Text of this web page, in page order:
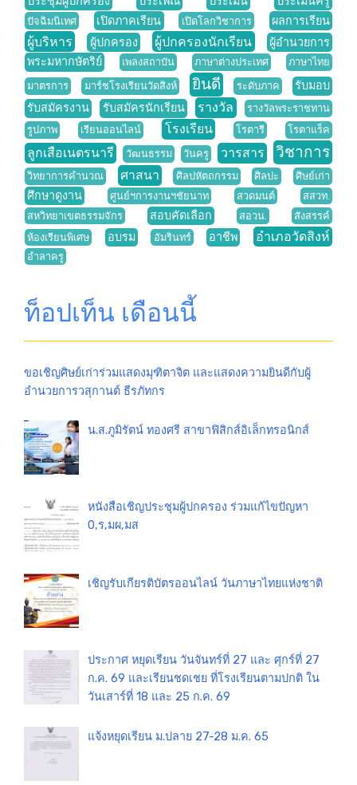
ปัจฉิมนิเทศ เปิดภาคเรียน เปิดโลกวิชาการ ผลการเรียน
ผู้บริหาร ผู้ปกครอง ผู้ปกครองนักเรียน
ผู้อำนวยการ
พระมหากษัตริย์
เพลงสถาบัน ภาษาต่างประเทศ
ภาษาไทย
มาตรการ
มาร์ชโรงเรียนวัดสิงห์ ยินดี ระดับภาค
รับมอบ
รับสมัครงาน
รับสมัครนักเรียน รางวัล
รางวัลพระราชทาน
รูปภาพ
เรียนออนไลน์ โรงเรียน โรตารี โรตาแร็ค
ลูกเสือเนตรนารี วัฒนธรรม วันครู วารสาร วิชาการ
วิทยาการคำนวณ ศาสนา ศิลปหัตถกรรม ศิลปะ ศิษย์เก่า
ศึกษาดูงาน ศูนย์ฯการงานฯชัยนาท สวดมนต์
สสวท.
สหวิทยาเขตธรรมจักร
สอบคัดเลือก สอวน.
สังสรรค์
ห้องเรียนพิเศษ
อบรม อัมรินทร์ อาชีพ อำเภอวัดสิงห์
อำลาครู
ท็อปเท็น เดือนนี้
ขอเชิญศิษย์เก่าร่วมแสดงมุฑิตาจิต และแสดงความยินดีกับผู้
อำนวยการวสุกานต์ ธีรภัทกร
น.ส.ภูมิรัตน์ ทองศรี สาขาฟิสิกส์อิเล็กทรอนิกส์
หนังสือเชิญประชุมผู้ปกครอง ร่วมแก้ไขปัญหา
0,ร,มผ,มส
เชิญรับเกียรติบัตรออนไลน์ วันภาษาไทยแห่งชาติ
ประกาศ หยุดเรียน วันจันทร์ที่ 27 และ ศุกร์ที่ 27
ก.ค. 69 และเรียนชดเชย ที่โรงเรียนตามปกติ ใน
วันเสาร์ที่ 18 และ 25 ก.ค. 69
แจ้งหยุดเรียน ม.ปลาย 27-28 ม.ค. 65